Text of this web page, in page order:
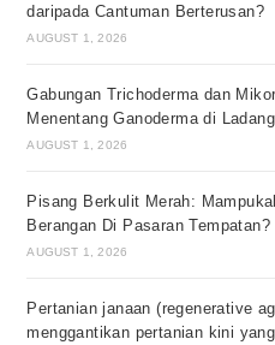
daripada Cantuman Berterusan?
AUGUST 1, 2026
Gabungan Trichoderma dan
Menentang Ganoderma di
AUGUST 1, 2026
Pisang Berkulit Merah:
Berangan Di Pasaran Tempatan?
AUGUST 1, 2026
Pertanian janaan (regenerative
menggantikan pertanian kini